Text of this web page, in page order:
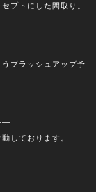
プトにした間取り。
ブラッシュアップ予
しております。